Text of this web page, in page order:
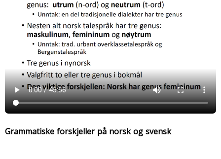
Grammatiske forskjeller på norsk og svensk